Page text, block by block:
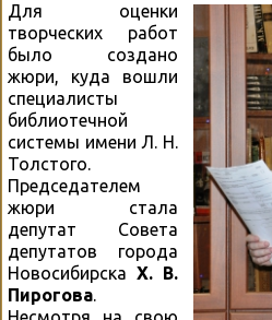
Для оценки
творческих работ
было создано
жюри, куда вошли
специалисты
библиотечной
системы имени Л. Н.
Толстого.
Председателем
жюри стала
депутат Совета
депутатов города
Новосибирска Х. В.
Пирогова.